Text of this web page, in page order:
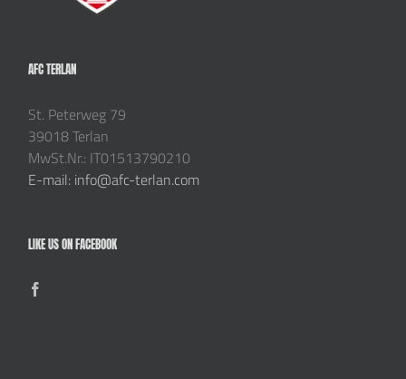
AFC TERLAN
St. Peterweg 79
39018 Terlan
MwSt.Nr.: IT01513790210
E-mail: info@afc-terlan.com
LIKE US ON FACEBOOK